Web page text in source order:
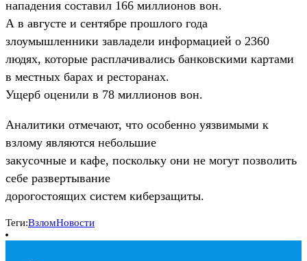
нападения составил 166 миллионов вон.
А в августе и сентябре прошлого года
злоумышленники завладели информацией о 2360
людях, которые расплачивались банковскими картами
в местных барах и ресторанах.
Ущерб оценили в 78 миллионов вон.
Аналитики отмечают, что особенно уязвимыми к
взлому являются небольшие
закусочные и кафе, поскольку они не могут позволить
себе развертывание
дорогостоящих систем киберзащиты.
Теги:ВзломНовости